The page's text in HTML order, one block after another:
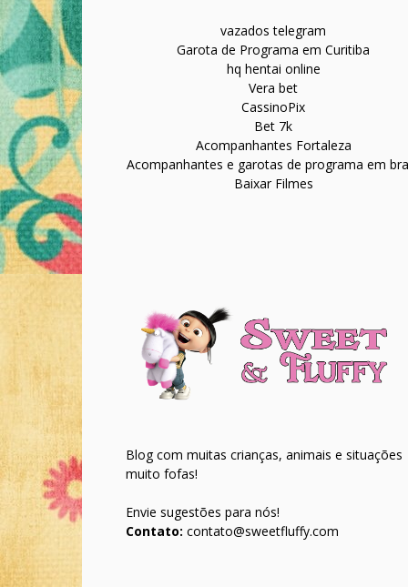
vazados telegram
Garota de Programa em Curitiba
hq hentai online
Vera bet
CassinoPix
Bet 7k
Acompanhantes Fortaleza
Acompanhantes e garotas de programa em
Baixar Filmes
Blog com muitas crianças, animais e situações
muito fofas!
Envie sugestões para nós!
Contato: contato@sweetfluffy.com